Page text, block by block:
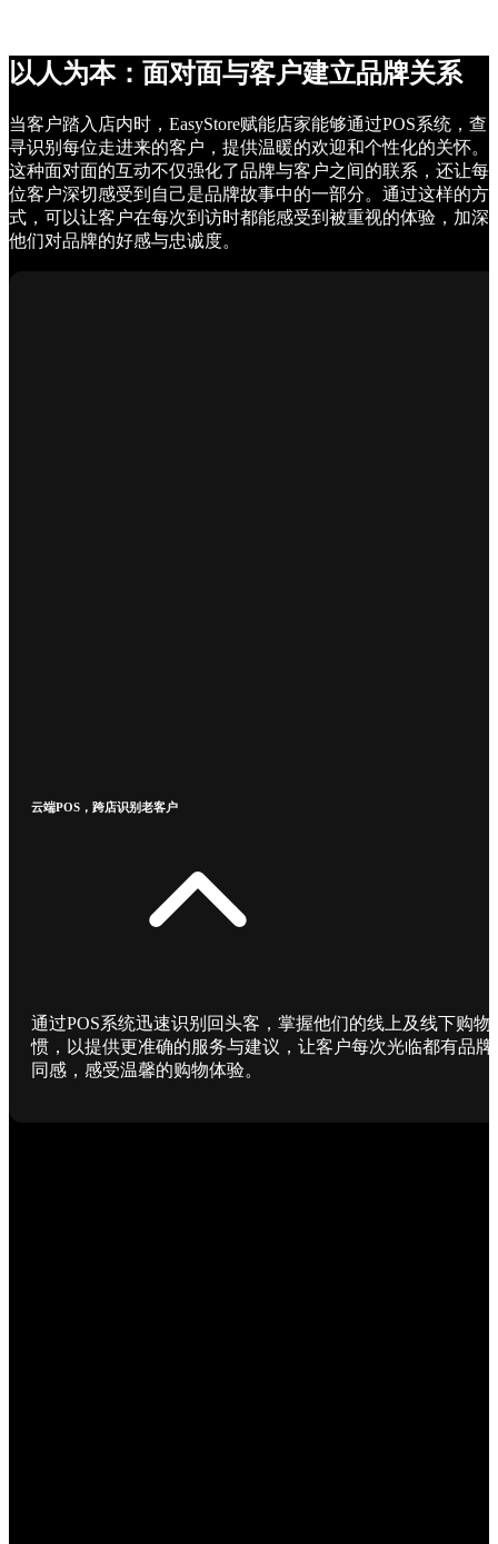
以人为本：面对面与客户建立品牌关系
当客户踏入店内时，EasyStore赋能店家能够通过POS系统，查
寻识别每位走进来的客户，提供温暖的欢迎和个性化的关怀。
这种面对面的互动不仅强化了品牌与客户之间的联系，还让每
位客户深切感受到自己是品牌故事中的一部分。通过这样的方
式，可以让客户在每次到访时都能感受到被重视的体验，加深
他们对品牌的好感与忠诚度。
云端POS，跨店识别老客户
通过POS系统迅速识别回头客，掌握他们的线上及线下购物
惯，以提供更准确的服务与建议，让客户每次光临都有品牌
同感，感受温馨的购物体验。